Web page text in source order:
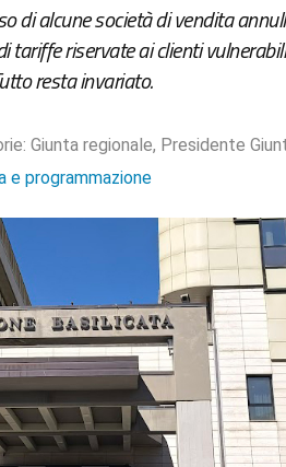
di alcune società di vendita
tariffe riservate ai clienti
resta invariato.
Giunta regionale, Presidente
e programmazione